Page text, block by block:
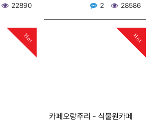
22890
히 노을질무렵이 멋집니…
2 28586
Hot Hot
카페오랑주리 - 식물원카페